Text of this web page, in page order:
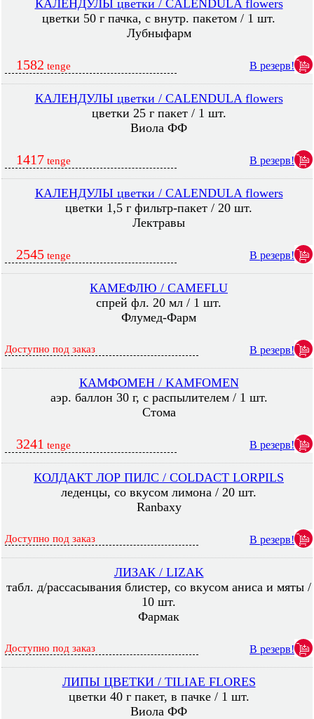
КАЛЕНДУЛЫ цветки / CALENDULA flowers
цветки 50 г пачка, с внутр. пакетом / 1 шт.
Лубныфарм
1582 tenge В резерв!
КАЛЕНДУЛЫ цветки / CALENDULA flowers
цветки 25 г пакет / 1 шт.
Виола ФФ
1417 tenge В резерв!
КАЛЕНДУЛЫ цветки / CALENDULA flowers
цветки 1,5 г фильтр-пакет / 20 шт.
Лектравы
2545 tenge В резерв!
КАМЕФЛЮ / CAMEFLU
спрей фл. 20 мл / 1 шт.
Флумед-Фарм
Доступно под заказ В резерв!
КАМФОМЕН / KAMFOMEN
аэр. баллон 30 г, с распылителем / 1 шт.
Стома
3241 tenge В резерв!
КОЛДАКТ ЛОР ПИЛС / COLDACT LORPILS
леденцы, со вкусом лимона / 20 шт.
Ranbaxy
Доступно под заказ В резерв!
ЛИЗАК / LIZAK
табл. д/рассасывания блистер, со вкусом аниса и мяты /
10 шт.
Фармак
Доступно под заказ В резерв!
ЛИПЫ ЦВЕТКИ / TILIAE FLORES
цветки 40 г пакет, в пачке / 1 шт.
Виола ФФ